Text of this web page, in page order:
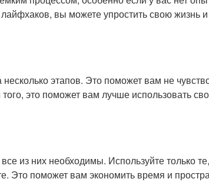
вы можете упростить свою жизнь и
этапов. Это поможет вам не
это поможет вам лучше использовать
из них необходимы. Используйте только
Это поможет вам экономить время и